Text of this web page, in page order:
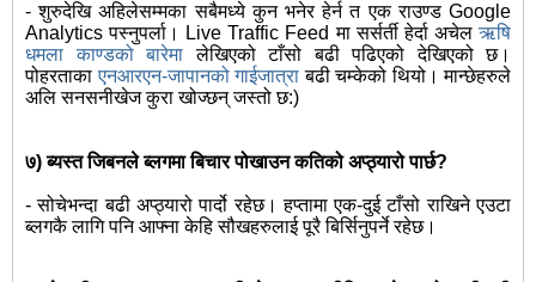
- शुरुदेखि अहिलेसम्मका सबैमध्ये कुन भनेर हेर्न त एक राउण्ड Google
Analytics पस्नुपर्ला। Live Traffic Feed मा सर्सर्ती हेर्दा अचेलऋषि
धमला काण्डको बारेमा लेखिएको टाँसो बढी पढिएको देखिएको छ।
पोहरताकाएनआरएन-जापानको गाईजात्रा बढी चम्केको थियो। मान्छेहरुले
अलि सनसनीखेज कुरा खोज्छन् जस्तो छ:)
७) ब्यस्त जिबनले ब्लगमा बिचार पोखाउन कतिको अप्ठ्यारो पार्छ?
- सोचेभन्दा बढी अप्ठ्यारो पार्दो रहेछ। हप्तामा एक-दुई टाँसो राखिने एउटा
ब्लगकै लागि पनि आफ्ना केहि सौखहरुलाई पूरै बिर्सिनुपर्ने रहेछ।